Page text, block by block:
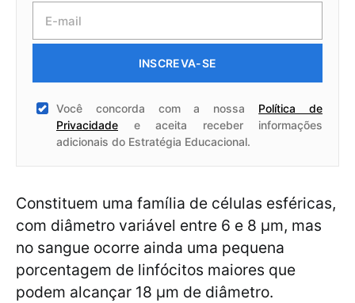
INSCREVA-SE
Você concorda com a nossa Política de
Privacidade e aceita receber informações
adicionais do Estratégia Educacional.
Constituem uma família de células esféricas,
com diâmetro variável entre 6 e 8 μm, mas
no sangue ocorre ainda uma pequena
porcentagem de linfócitos maiores que
podem alcançar 18 µm de diâmetro.